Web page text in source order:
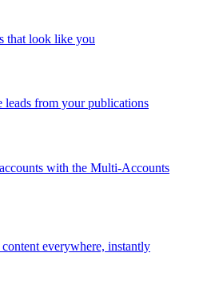
that look like you
leads from your publications
with the Multi-Accounts
everywhere, instantly